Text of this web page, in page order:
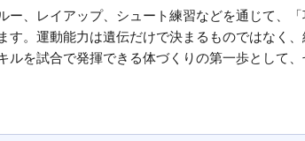
、レイアップ、シュート練習などを通じて、
す。運動能力は遺伝だけで決まるものではなく
を試合で発揮できる体づくりの第一歩として